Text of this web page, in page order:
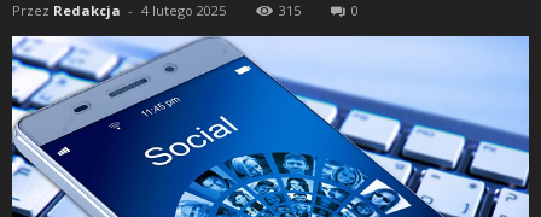
Przez Redakcja - 4 lutego 2025 315 0